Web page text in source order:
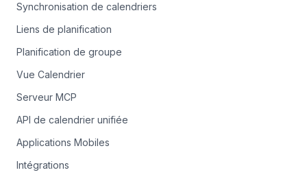
Synchronisation de calendriers
Liens de planification
Planification de groupe
Vue Calendrier
Serveur MCP
API de calendrier unifiée
Applications Mobiles
Intégrations